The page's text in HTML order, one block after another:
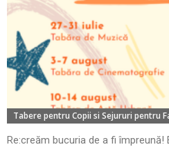
Tabere pentru Copii si Sejururi pentru
Re:creăm bucuria de a fi împreună!